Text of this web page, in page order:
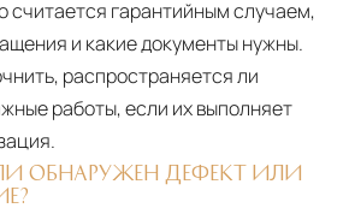
считается гарантийным случаем,
и какие документы нужны.
распространяется ли
работы, если их выполняет
ОБНАРУЖЕН ДЕФЕКТ ИЛИ